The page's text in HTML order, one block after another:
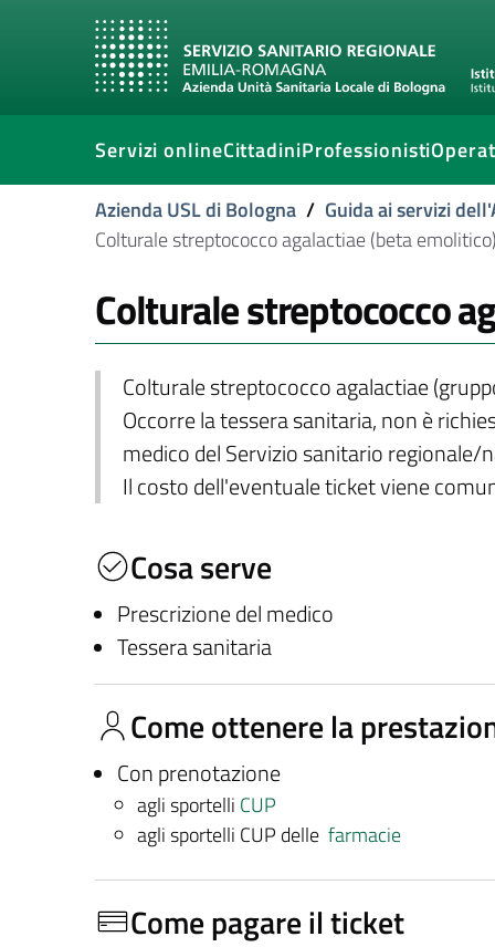
Servizi onlineCittadiniProfessionisti
Azienda USL di Bologna / Guida ai servizi
Colturale streptococco agalactiae (beta
Colturale streptococco
Colturale streptococco agalactiae
Occorre la tessera sanitaria, non è
medico del Servizio sanitario regionale/
Il costo dell'eventuale ticket viene
Cosa serve
Prescrizione del medico
Tessera sanitaria
Come ottenere la
Con prenotazione
agli sportelli CUP
agli sportelli CUP delle farmacie
Come pagare il ticket